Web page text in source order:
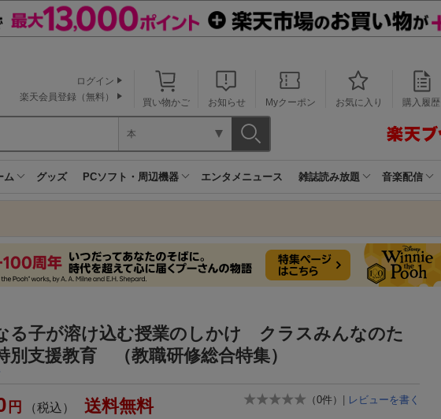
買い物かご お知らせ Myクーポン お気に入り 購入履歴
ログイン
楽天会員登録（無料）
本
ム グッズ PCソフト・周辺機器 エンタメニュース 雑誌読み放題 音楽配信
る子が溶け込む授業のしかけ クラスみんなのた
別支援教育 （教職研修総合特集）
（0件） | レビューを書く
円 （税込） 送料無料